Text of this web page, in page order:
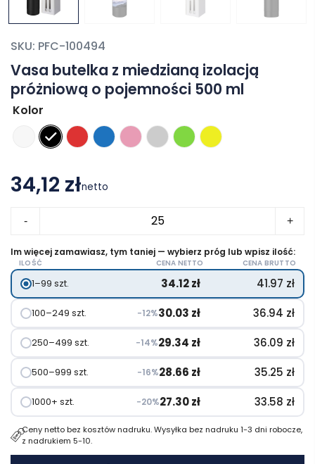
Vasa butelka z miedzianą izolacją
próżniową o pojemności 500 ml
SKU: PFC-100494
Kolor
34,12 złnetto
-
butelka
z
miedzianą
izolacją
próżniową
pojemności
500
ml
+
Im więcej zamawiasz, tym taniej — wybierz próg lub wpisz ilość:
ILOŚĆ CENA NETTO CENA BRUTTO
1–99 szt. 34.12zł 41.97 zł
100–249 szt. −12%30.03 zł 36.94 zł
250–499 szt. −14%29.34 zł 36.09 zł
500–999 szt. −16%28.66 zł 35.25 zł
1000+ szt. −20%27.30zł 33.58 zł
Ceny netto bez kosztów nadruku. Wysyłka bez nadruku 1-3 dni robocze,
z nadrukiem 5-10.